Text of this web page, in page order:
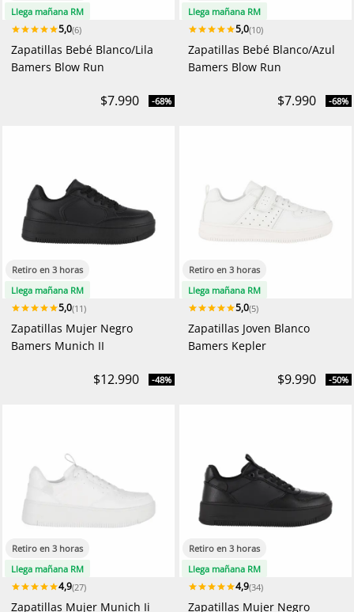
Llega mañana RM
5,0(6)
Zapatillas Bebé Blanco/Lila
Bamers Blow Run
$7.990 -68%
Llega mañana RM
5,0(10)
Zapatillas Bebé Blanco/Azul
Bamers Blow Run
$7.990 -68%
Retiro en 3 horas
Llega mañana RM
5,0(11)
Zapatillas Mujer Negro
Bamers Munich II
$12.990 -48%
Retiro en 3 horas
Llega mañana RM
5,0(5)
Zapatillas Joven Blanco
Bamers Kepler
$9.990 -50%
Retiro en 3 horas
Llega mañana RM
4,9(27)
Zapatillas Mujer Munich Ii
Retiro en 3 horas
Llega mañana RM
4,9(34)
Zapatillas Mujer Negro